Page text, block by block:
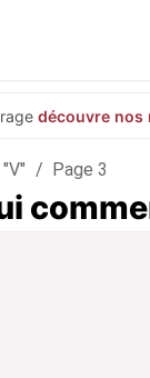
découvre nos
/ Page 3